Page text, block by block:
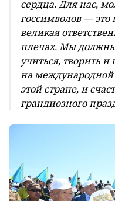
сердца. Для нас,
госсимволов —
великая
плечах. Мы должны
учиться, творить
на международной
этой стране, и
грандиозного